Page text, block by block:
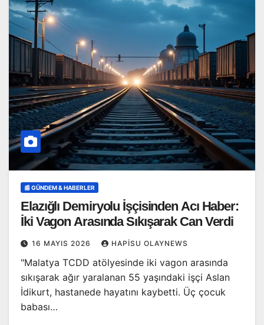
📰 GÜNDEM & HABERLER
Elazığlı Demiryolu İşçisinden Acı Haber:
İki Vagon Arasında Sıkışarak Can Verdi
16 MAYIS 2026 HAPISU OLAYNEWS
"Malatya TCDD atölyesinde iki vagon arasında
sıkışarak ağır yaralanan 55 yaşındaki işçi Aslan
İdikurt, hastanede hayatını kaybetti. Üç çocuk
babası…